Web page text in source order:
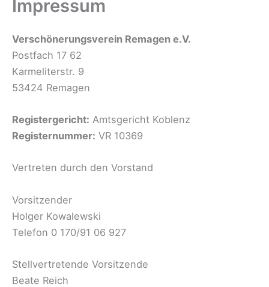
Impressum
Verschönerungsverein Remagen e.V.
Postfach 17 62
Karmeliterstr. 9
53424 Remagen
Registergericht: Amtsgericht Koblenz
Registernummer: VR 10369
Vertreten durch den Vorstand
Vorsitzender
Holger Kowalewski
Telefon 0 170/91 06 927
Stellvertretende Vorsitzende
Beate Reich